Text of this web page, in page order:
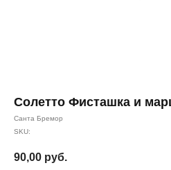
Солетто Фисташка и
Санта Бремор
SKU:
90,00 руб.